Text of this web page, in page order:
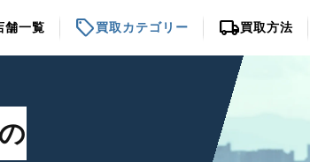
舗一覧 sell買取カテゴリー local_shipping買取方法